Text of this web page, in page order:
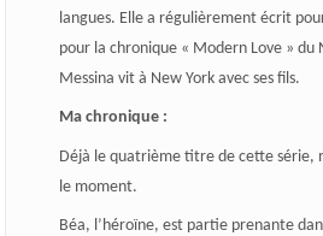
langues. Elle a régulièrement écrit
pour la chronique « Modern Love » du
Messina vit à New York avec ses fils.
Ma chronique :
Déjà le quatrième titre de cette série,
le moment.
Béa, l’héroïne, est partie prenante